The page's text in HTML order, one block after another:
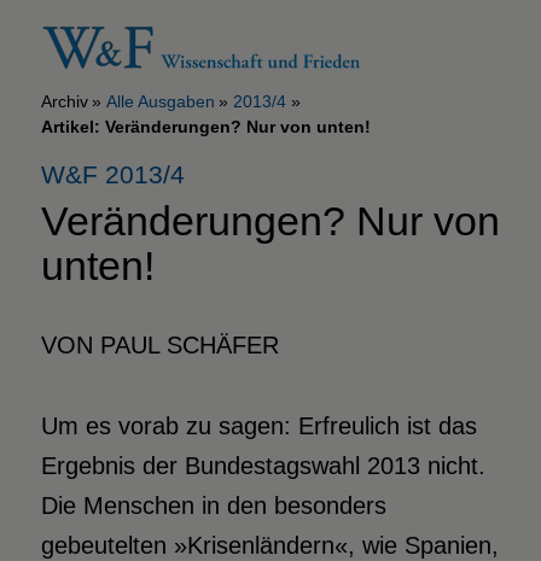
Archiv Alle Ausgaben
2013/4
Artikel: Veränderungen? Nur von unten!
W&F 2013/4
Veränderungen? Nur von
unten!
VON PAUL SCHÄFER
Um es vorab zu sagen: Erfreulich ist das
Ergebnis der Bundestagswahl 2013 nicht.
Die Menschen in den besonders
gebeutelten »Krisenländern«, wie Spanien,